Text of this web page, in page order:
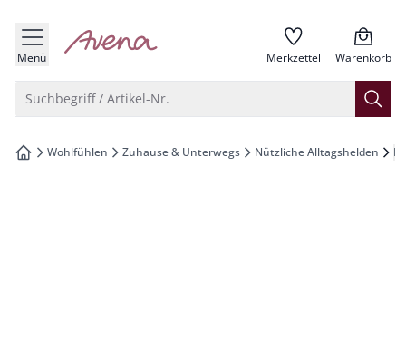
springen
springen
springen
springen
Menü zur Startseite Merkzettel Warenkorb
Suchbegriff / Artikel-Nr.
zur Startseite
Wohlfühlen Zuhause & Unterwegs Nützliche Alltagshelden